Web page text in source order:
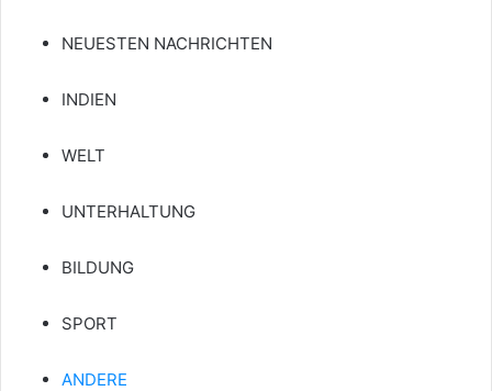
NEUESTEN NACHRICHTEN
INDIEN
WELT
UNTERHALTUNG
BILDUNG
SPORT
ANDERE